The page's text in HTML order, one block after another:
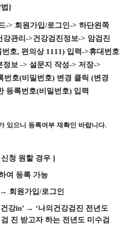
]
-> 회원가입/로그인->하단왼쪽
강관리->건강검진정보-> 암검진
번호, 편의상 1111) 입력->휴대번호
정보->설문지 작성-> 저장->
번호(비밀번호) 변경 클릭(변경
등록번호(비밀번호) 입력
있으니 등록여부 재확인 바랍니다.
신청 원할 경우]
여 등록 가능
→ 회원가입/로그인
건강in’ → ‘나의건강검진 전년도
진 받고자 하는 전년도 미수검